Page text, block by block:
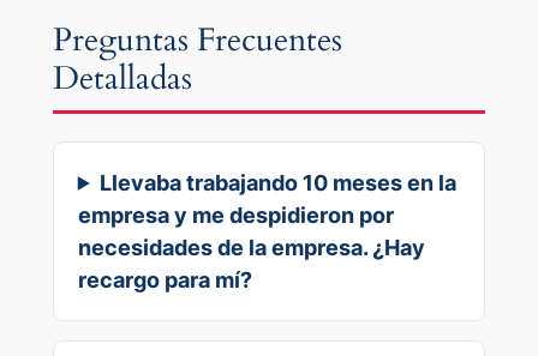
Preguntas Frecuentes
Detalladas
Llevaba trabajando 10 meses en la
empresa y me despidieron por
necesidades de la empresa. ¿Hay
recargo para mí?